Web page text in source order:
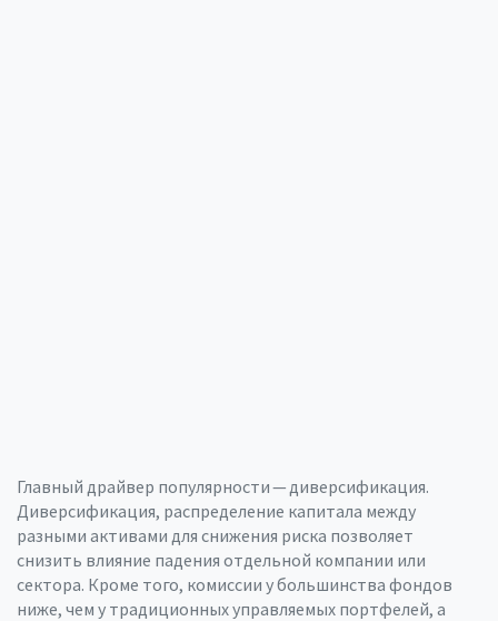
Главный драйвер популярности — диверсификация.
Диверсификация, распределение капитала между
разными активами для снижения риска позволяет
снизить влияние падения отдельной компании или
сектора. Кроме того, комиссии у большинства фондов
ниже, чем у традиционных управляемых портфелей, а